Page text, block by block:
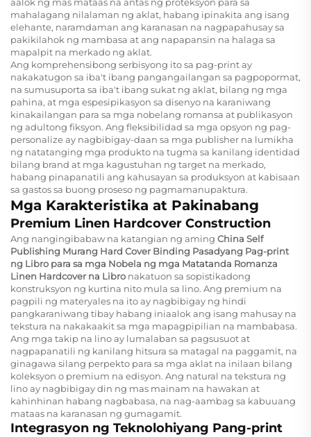
aalok ng mas mataas na antas ng proteksyon para sa
mahalagang nilalaman ng aklat, habang ipinakita ang isang
elehante, naramdaman ang karanasan na nagpapahusay sa
pakikilahok ng mambasa at ang napapansin na halaga sa
mapalpit na merkado ng aklat.
Ang komprehensibong serbisyong ito sa pag-print ay
nakakatugon sa iba't ibang pangangailangan sa pagpopormat,
na sumusuporta sa iba't ibang sukat ng aklat, bilang ng mga
pahina, at mga espesipikasyon sa disenyo na karaniwang
kinakailangan para sa mga nobelang romansa at publikasyon
ng adultong fiksyon. Ang fleksibilidad sa mga opsyon ng pag-
personalize ay nagbibigay-daan sa mga publisher na lumikha
ng natatanging mga produkto na tugma sa kanilang identidad
bilang brand at mga kagustuhan ng target na merkado,
habang pinapanatili ang kahusayan sa produksyon at kabisaan
sa gastos sa buong proseso ng pagmamanupaktura.
Mga Karakteristika at Pakinabang
Premium Linen Hardcover Construction
Ang nangingibabaw na katangian ng aming China Self
Publishing Murang Hard Cover Binding Pasadyang Pag-print
ng Libro para sa mga Nobela ng mga Matatanda Romanza
Linen Hardcover na Libro nakatuon sa sopistikadong
konstruksyon ng kurtina nito mula sa lino. Ang premium na
pagpili ng materyales na ito ay nagbibigay ng hindi
pangkaraniwang tibay habang iniaalok ang isang mahusay na
tekstura na nakakaakit sa mga mapagpipilian na mambabasa.
Ang mga takip na lino ay lumalaban sa pagsusuot at
nagpapanatili ng kanilang hitsura sa matagal na paggamit, na
ginagawa silang perpekto para sa mga aklat na inilaan bilang
koleksyon o premium na edisyon. Ang natural na tekstura ng
lino ay nagbibigay din ng mas mainam na hawakan at
kahinhinan habang nagbabasa, na nag-aambag sa kabuuang
mataas na karanasan ng gumagamit.
Integrasyon ng Teknolohiyang Pang-print